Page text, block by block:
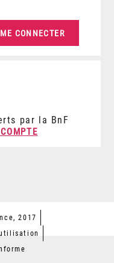
par la BnF
2017